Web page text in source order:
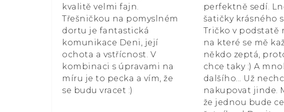
kvalitě velmi fajn.
Třešničkou na pomyslném
dortu je fantastická
komunikace Deni, její
ochota a vstřícnost. V
kombinaci s úpravami na
míru je to pecka a vím, že
se budu vracet :)
perfektně sedí.
šatičky krásného
Tričko v podstatě
na které se mě
někdo zeptá,
chce taky :) A
dalšího... Už
nakupovat jinde.
že jednou bude